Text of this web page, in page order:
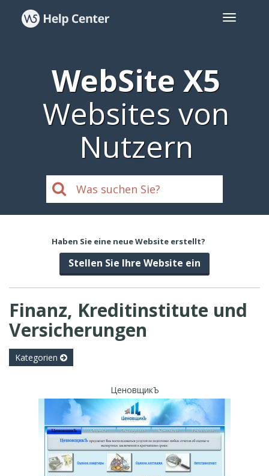
WebSite X5
Websites von
Nutzern
Haben Sie eine neue Website erstellt?
Stellen Sie Ihre Website ein
Finanz, Kreditinstitute und
Versicherungen
Kategorien
ЦеновщикЪ